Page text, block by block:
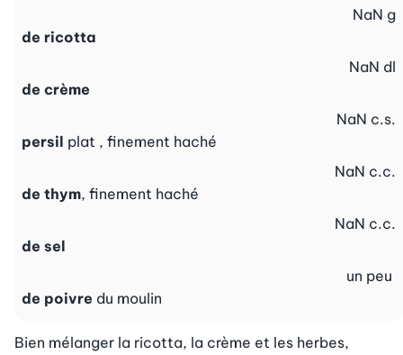
de ricotta
NaN g
de crème
NaN dl
persil plat , finement haché
NaN c.s.
de thym, finement haché
NaN c.c.
de sel
NaN c.c.
de poivre du moulin
un peu
Bien mélanger la ricotta, la crème et les herbes,